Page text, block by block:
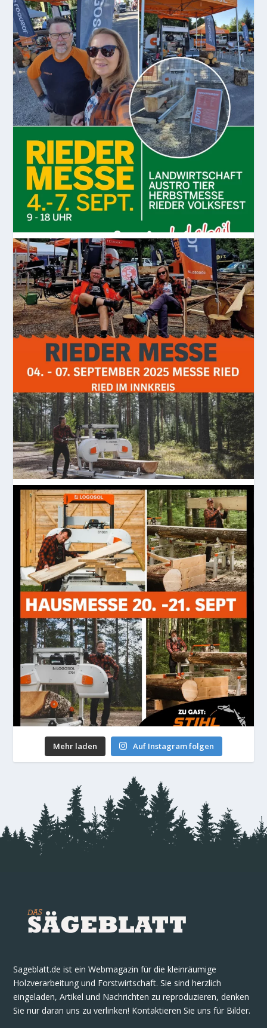
Mehr laden Auf Instagram folgen
Sageblatt.de ist ein Webmagazin für die kleinräumige
Holzverarbeitung und Forstwirtschaft. Sie sind herzlich
eingeladen, Artikel und Nachrichten zu reproduzieren, denken
Sie nur daran uns zu verlinken! Kontaktieren Sie uns für Bilder.